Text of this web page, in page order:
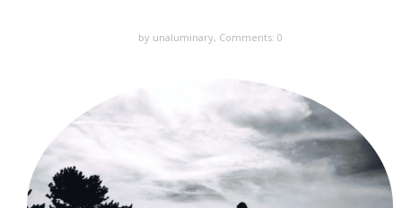
by unaluminary, Comments: 0